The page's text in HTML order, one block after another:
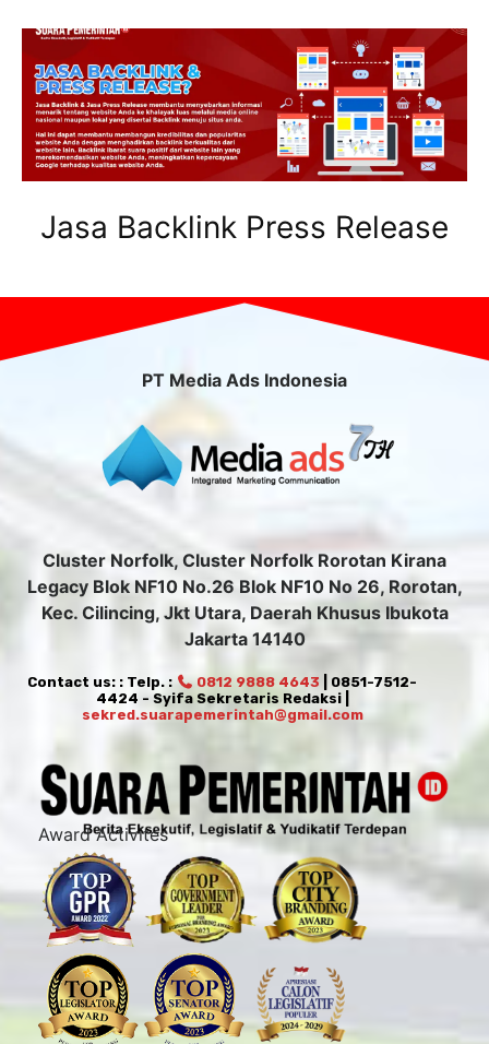
Jasa Backlink Press Release
PT Media Ads Indonesia
Cluster Norfolk, Cluster Norfolk Rorotan Kirana
Legacy Blok NF10 No.26 Blok NF10 No 26, Rorotan,
Kec. Cilincing, Jkt Utara, Daerah Khusus Ibukota
Jakarta 14140
Contact us: : Telp. : 0812 9888 4643 | 0851-7512-
4424 - Syifa Sekretaris Redaksi |
sekred.suarapemerintah@gmail.com
Award Activites